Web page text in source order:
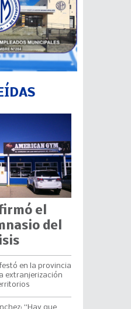
el
del
en la provincia
extranjerización
“Hay que